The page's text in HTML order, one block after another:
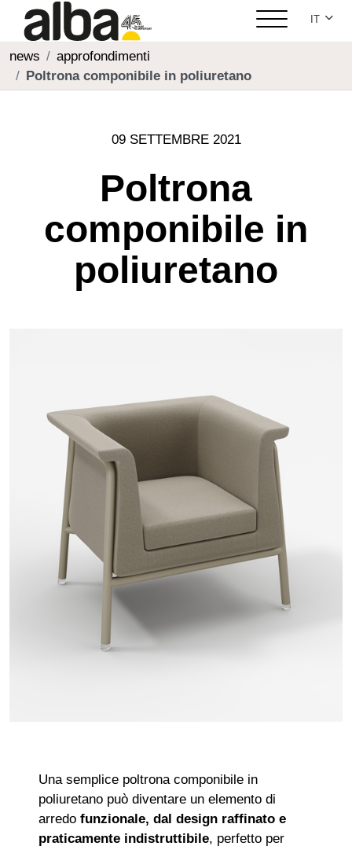
IT
news
approfondimenti
Poltrona componibile in poliuretano
09 SETTEMBRE 2021
Poltrona
componibile in
poliuretano
Una semplice poltrona componibile in
poliuretano può diventare un elemento di
arredo funzionale, dal design raffinato e
praticamente indistruttibile, perfetto per